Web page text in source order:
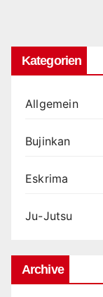
Kategorien
Allgemein
Bujinkan
Eskrima
Ju-Jutsu
Archive